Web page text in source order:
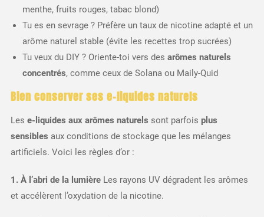
menthe, fruits rouges, tabac blond)
Tu es en sevrage ? Préfère un taux de nicotine adapté et un
arôme naturel stable (évite les recettes trop sucrées)
Tu veux du DIY ? Oriente-toi vers des arômes naturels
concentrés, comme ceux de Solana ou Maily-Quid
Bien conserver ses e-liquides naturels
Les e-liquides aux arômes naturels sont parfois plus
sensibles aux conditions de stockage que les mélanges
artificiels. Voici les règles d’or :
1. À l’abri de la lumièreLes rayons UV dégradent les arômes
et accélèrent l’oxydation de la nicotine.